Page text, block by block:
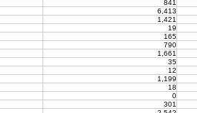
841
6,413
1,421
19
165
790
1,661
35
12
1,199
18
0
301